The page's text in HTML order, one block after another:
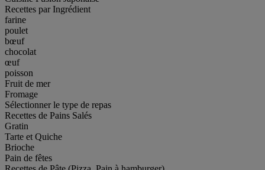
Recettes par Ingrédient
farine
poulet
bœuf
chocolat
œuf
poisson
Fruit de mer
Fromage
Sélectionner le type de repas
Recettes de Pains Salés
Gratin
Tarte et Quiche
Brioche
Pain de fêtes